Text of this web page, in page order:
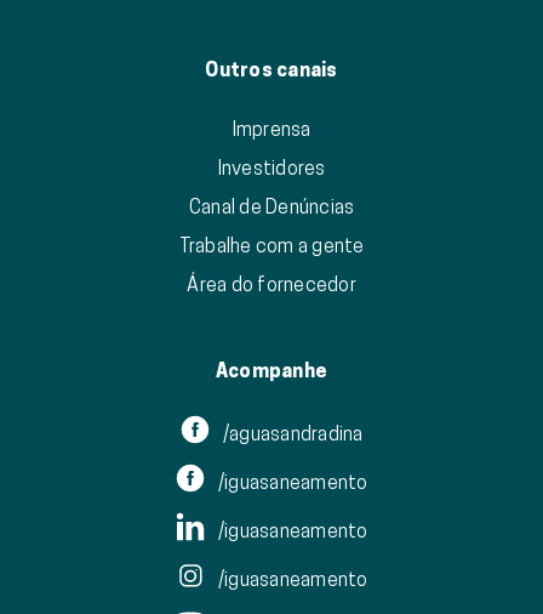
Outros canais
Imprensa
Investidores
Canal de Denúncias
Trabalhe com a gente
Área do fornecedor
Acompanhe
/aguasandradina
/iguasaneamento
/iguasaneamento
/iguasaneamento